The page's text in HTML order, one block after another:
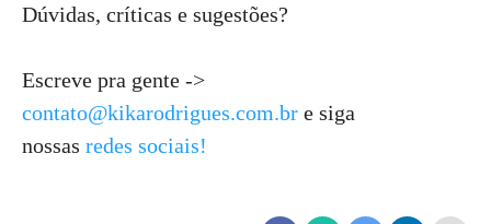
Dúvidas, críticas e sugestões?
Escreve pra gente ->
contato@kikarodrigues.com.br e siga
nossas redes sociais!